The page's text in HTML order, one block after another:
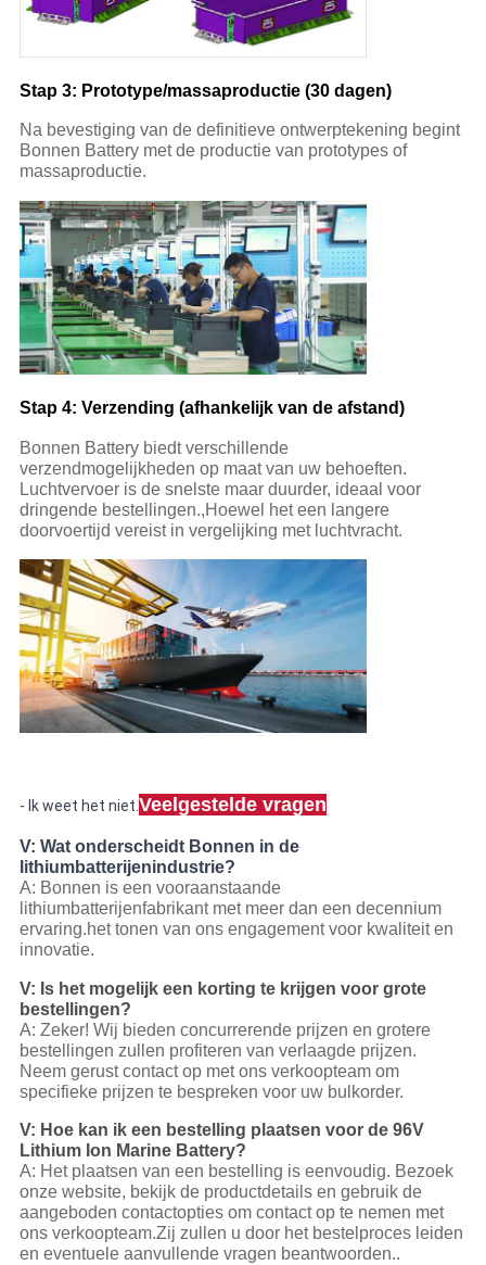
Stap 3: Prototype/massaproductie (30 dagen)
Na bevestiging van de definitieve ontwerptekening begint
Bonnen Battery met de productie van prototypes of
massaproductie.
Stap 4: Verzending (afhankelijk van de afstand)
Bonnen Battery biedt verschillende
verzendmogelijkheden op maat van uw behoeften.
Luchtvervoer is de snelste maar duurder, ideaal voor
dringende bestellingen.,Hoewel het een langere
doorvoertijd vereist in vergelijking met luchtvracht.
- Ik weet het niet. Veelgestelde vragen
V: Wat onderscheidt Bonnen in de
lithiumbatterijenindustrie?
A: Bonnen is een vooraanstaande
lithiumbatterijenfabrikant met meer dan een decennium
ervaring.het tonen van ons engagement voor kwaliteit en
innovatie.
V: Is het mogelijk een korting te krijgen voor grote
bestellingen?
A: Zeker! Wij bieden concurrerende prijzen en grotere
bestellingen zullen profiteren van verlaagde prijzen.
Neem gerust contact op met ons verkoopteam om
specifieke prijzen te bespreken voor uw bulkorder.
V: Hoe kan ik een bestelling plaatsen voor de 96V
Lithium Ion Marine Battery?
A: Het plaatsen van een bestelling is eenvoudig. Bezoek
onze website, bekijk de productdetails en gebruik de
aangeboden contactopties om contact op te nemen met
ons verkoopteam.Zij zullen u door het bestelproces leiden
en eventuele aanvullende vragen beantwoorden..